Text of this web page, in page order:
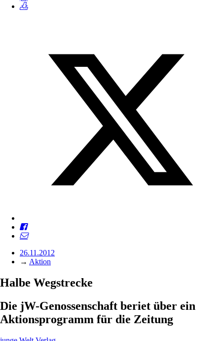
26.11.2012
→ Aktion
Halbe Wegstrecke
Die jW-Genossenschaft beriet über ein
Aktionsprogramm für die Zeitung